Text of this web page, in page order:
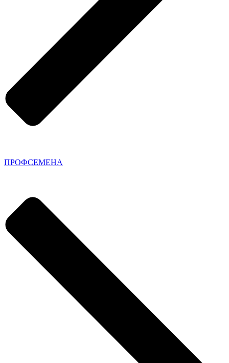
ПРОФСЕМЕНА